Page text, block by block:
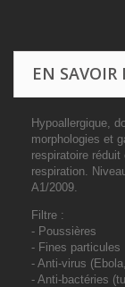
EN SAVOIR
Hypoallergique,
morphologies et
respiratoire
respiration.
A1/2009.
Filtre :
- Poussières
- Fines particules
- Anti-virus
- Anti-bactéries